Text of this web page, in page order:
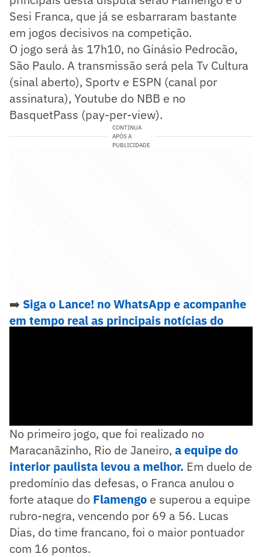
Sesi Franca, que já se esbarraram bastante
em jogos decisivos na competição.
O jogo será às 17h10, no Ginásio Pedrocão,
São Paulo. A transmissão será pela Tv Cultura
(sinal aberto), Sportv e ESPN (canal por
assinatura), Youtube do NBB e no
BasquetPass (pay-per-view).
CONTINUA
APÓS A
PUBLICIDADE
➡️ Siga o Lance! no WhatsApp e acompanhe
em tempo real as principais notícias do
No primeiro jogo, que foi realizado no
Maracanãzinho, Rio de Janeiro, a equipe do
interior paulista levou a melhor. Em duelo de
predomínio das defesas, o Franca anulou o
forte ataque do Flamengo e superou a equipe
rubro-negra, vencendo por 69 a 56. Lucas
Dias, do time francano, foi o maior pontuador
com 16 pontos.